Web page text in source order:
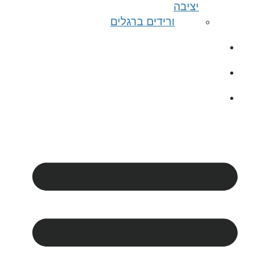
יציבה
ורידים ברגלים
אודות
צרו קשר
לערוץ היוטיוב Dr-foot